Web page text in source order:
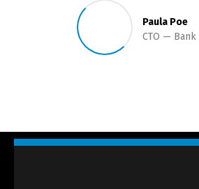
Paula Poe
CTO
Bank